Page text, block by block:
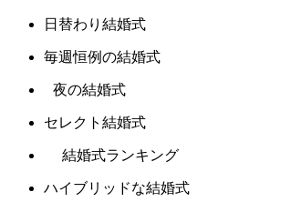
日替わり結婚式
毎週恒例の結婚式
夜の結婚式
セレクト結婚式
結婚式ランキング
ハイブリッドな結婚式